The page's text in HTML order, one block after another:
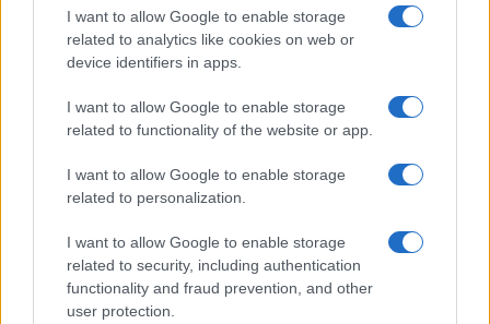
I want to allow Google to enable storage
related to analytics like cookies on web or
device identifiers in apps.
I want to allow Google to enable storage
related to functionality of the website or app.
I want to allow Google to enable storage
related to personalization.
I want to allow Google to enable storage
related to security, including authentication
functionality and fraud prevention, and other
user protection.